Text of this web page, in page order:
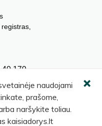
40 170
naudojami
prašome,
naršykite toliau.
kaisiadorys.lt